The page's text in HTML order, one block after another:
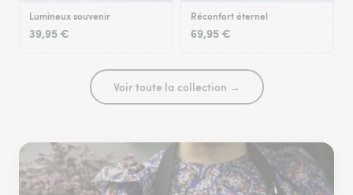
Lumineux souvenir
39,95 €
Réconfort éternel
69,95 €
Voir toute la collection →